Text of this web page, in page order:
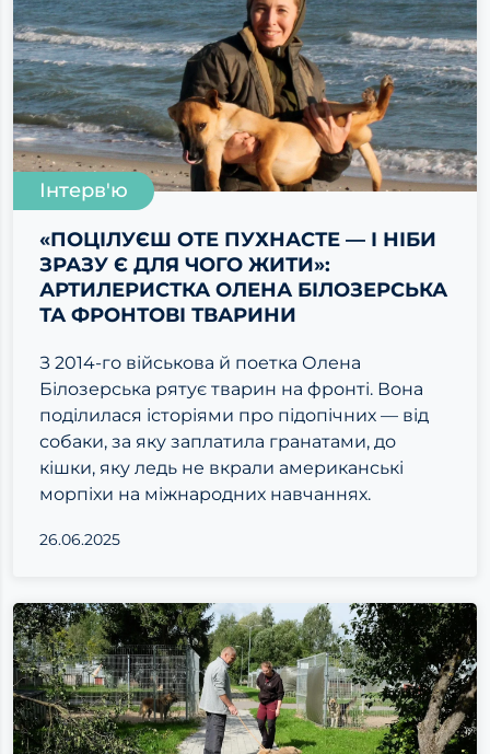
Інтерв'ю
«ПОЦІЛУЄШ ОТЕ ПУХНАСТЕ — І НІБИ
ЗРАЗУ Є ДЛЯ ЧОГО ЖИТИ»:
АРТИЛЕРИСТКА ОЛЕНА БІЛОЗЕРСЬКА
ТА ФРОНТОВІ ТВАРИНИ
З 2014-го військова й поетка Олена
Білозерська рятує тварин на фронті. Вона
поділилася історіями про підопічних — від
собаки, за яку заплатила гранатами, до
кішки, яку ледь не вкрали американські
морпіхи на міжнародних навчаннях.
26.06.2025